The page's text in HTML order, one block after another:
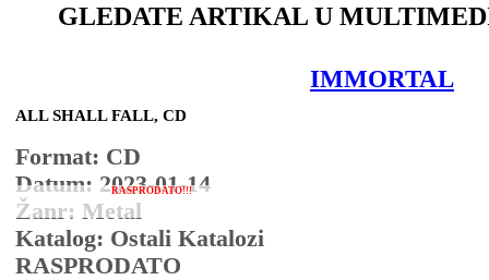
GLEDATE ARTIKAL U
RASPRODATO!!!
IMMORTAL
ALL SHALL FALL, CD
Format: CD
Datum: 2023-01-14
Žanr: Metal
Katalog: Ostali Katalozi
RASPRODATO